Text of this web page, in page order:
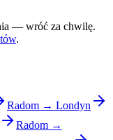
— wróć za chwilę.
.
Radom → Londyn
Radom →